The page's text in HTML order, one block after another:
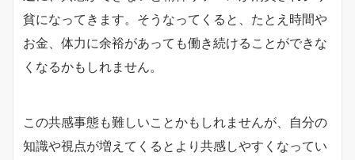
貧になってきます。そうなってくると、たとえ時間や
お金、体力に余裕があっても働き続けることができな
くなるかもしれません。
この共感事態も難しいことかもしれませんが、自分の
知識や視点が増えてくるとより共感しやすくなってい